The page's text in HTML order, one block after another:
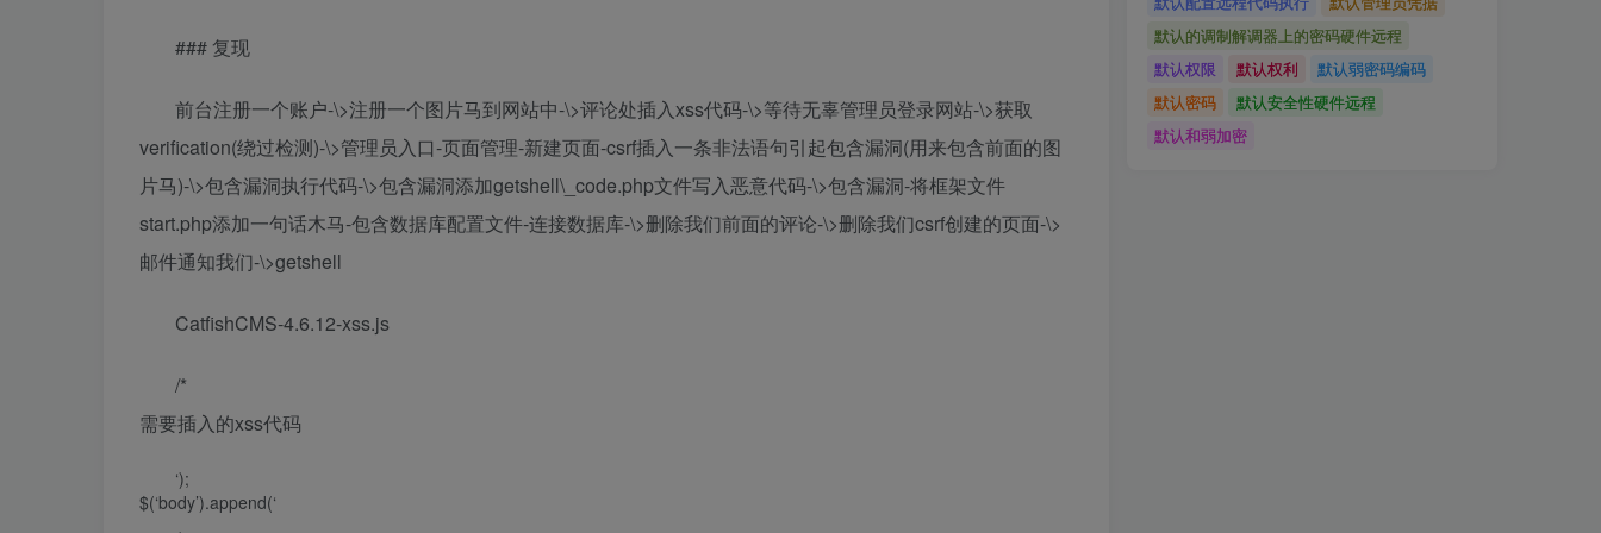
### 复现
前台注册一个账户-\>注册一个图片马到网站中-\>评论处插入xss代码-\>等待无辜管理员登录网站-\>获取
verification(绕过检测)-\>管理员入口-页面管理-新建页面-csrf插入一条非法语句引起包含漏洞(用来包含前面的图
片马)-\>包含漏洞执行代码-\>包含漏洞添加getshell\_code.php文件写入恶意代码-\>包含漏洞-将框架文件
start.php添加一句话木马-包含数据库配置文件-连接数据库-\>删除我们前面的评论-\>删除我们csrf创建的页面-\>
邮件通知我们-\>getshell
CatfishCMS-4.6.12-xss.js
/*
需要插入的xss代码
‘);
$(‘body’).append(‘
默认的调制解调器上的密码硬件远程
默认权限
默认权利
默认弱密码编码
默认密码
默认安全性硬件远程
默认和弱加密